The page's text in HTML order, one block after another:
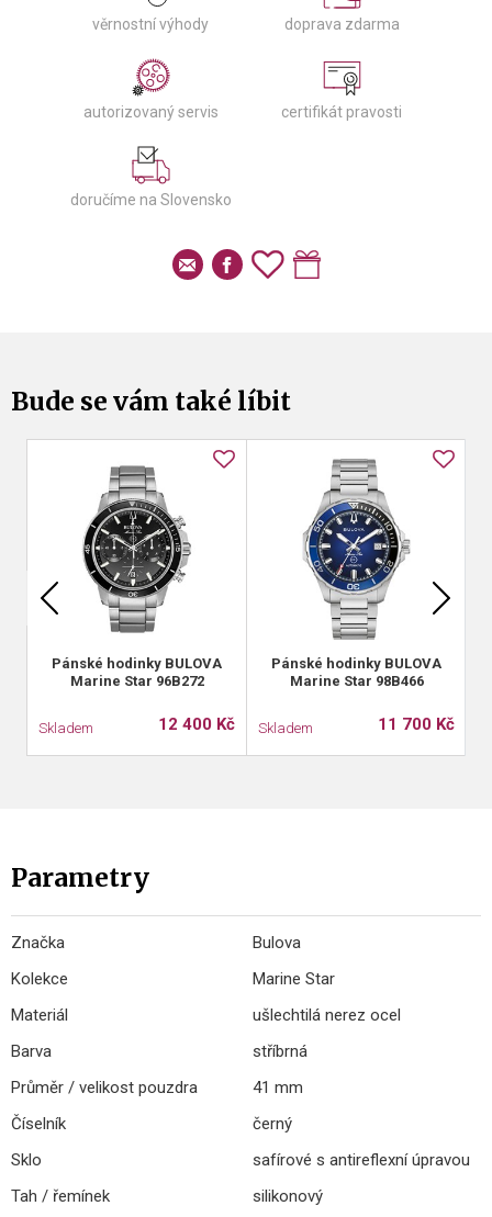
věrnostní výhody doprava zdarma
autorizovaný servis certifikát pravosti
doručíme na Slovensko
Bude se vám také líbit
Pánské hodinky BULOVA
Marine Star 96B272
Skladem 12 400 Kč
Pánské hodinky BULOVA
Marine Star 98B466
Skladem 11 700 Kč
Parametry
Značka
Bulova
Kolekce
Marine Star
Materiál
ušlechtilá nerez ocel
Barva
stříbrná
Průměr / velikost pouzdra
41 mm
Číselník
černý
Sklo
safírové s antireflexní úpravou
Tah / řemínek
silikonový